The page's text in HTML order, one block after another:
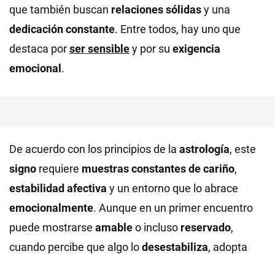
que también buscan relaciones sólidasy una
dedicación constante. Entre todos, hay uno que
destaca porser sensibley por su exigencia
emocional.
De acuerdo con los principios de la astrología, este
signo requiere muestras constantes de cariño,
estabilidad afectiva y un entorno que lo abrace
emocionalmente. Aunque en un primer encuentro
puede mostrarse amableo incluso reservado,
cuando percibe que algo lodesestabiliza, adopta